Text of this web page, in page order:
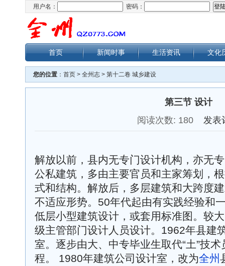
用户名： 密码：
首页 新闻时事 生活资讯 文化
您的位置 ： 首页 > 全州志 > 第十二卷 城乡建设
第三节 设计
阅读次数: 180 发表
解放以前，县内无专门设计机构，亦无
公私建筑，多由主要官员和主家筹划，
式和结构。解放后，多层建筑和大跨度
不适应形势。50年代起由有实践经验和
低层小型建筑设计，或套用标准图。较
级主管部门设计人员设计。1962年县建
室。逐步由大、中专毕业生取代“土”技
程。 1980年建筑公司设计室，改为全州